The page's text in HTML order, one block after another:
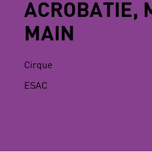
ACROBATIE,
MAIN
Cirque
ESAC